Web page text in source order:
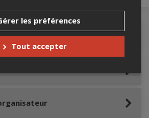
les préférences
Tout accepter